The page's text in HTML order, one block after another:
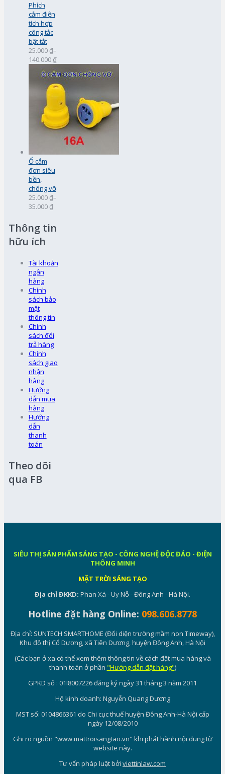
Phích
cắm điện
tích hợp
công tắc
bật tắt
25.000 ₫–
140.000 ₫
Ổ cắm
đơn siêu
bền,
chống vỡ
25.000 ₫–
35.000 ₫
Thông tin
hữu ích
Tài khoản
ngân
hàng
Chính
sách bảo
mật
thông tin
Chính
sách đổi
trả hàng
Chính
sách giao
nhận
hàng
Hướng
dẫn mua
hàng
Hướng
dẫn
thanh
toán
Theo dõi
qua FB
SIÊU THỊ SẢN PHẨM SÁNG TẠO - CÔNG NGHỆ ĐỘC ĐÁO - ĐIỆN
THÔNG MINH
MẶT TRỜI SÁNG TẠO
Địa chỉ ĐKKD: Phan Xá - Uy Nỗ - Đông Anh - Hà Nội.
Hotline đặt hàng Online: 098.606.8778
Địa chỉ: SUNTECH SMARTHOME (Đối diện trường mầm non Timeway),
Khu đô thị Cổ Dương, xã Tiên Dương, huyện Đông Anh, Hà Nội
(Các bạn ở xa có thể xem thêm thông tin về cách đặt mua hàng và
thanh toán ở phần "Hướng dẫn đặt hàng")
GPKD số : 01I8007226 đăng ký ngày 31 tháng 3 năm 2011
Hộ kinh doanh: Nguyễn Quang Dương
MST số: 0104866361 do Chi cục thuế huyện Đông Anh-Hà Nội cấp
ngày 12/08/2010
Ghi rõ nguồn "www.mattroisangtao.vn" khi phát hành nội dung từ
website này.
Tư vấn pháp luật bởi viettinlaw.com